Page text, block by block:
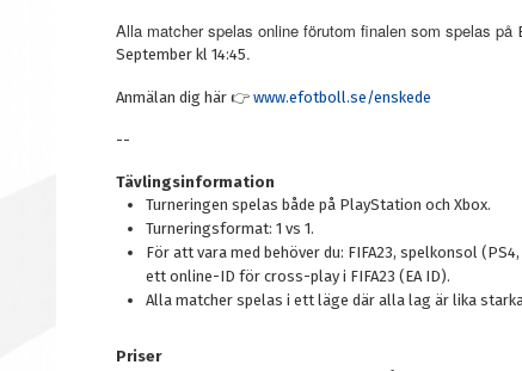
Alla matcher spelas online förutom finalen som spelas på
September kl 14:45.
Anmälan dig här 👉 www.efotboll.se/enskede
--
Tävlingsinformation
Turneringen spelas både på PlayStation och Xbox.
Turneringsformat: 1 vs 1.
För att vara med behöver du: FIFA23, spelkonsol
ett online-ID för cross-play i FIFA23 (EA ID).
Alla matcher spelas i ett läge där alla lag är lika
Priser